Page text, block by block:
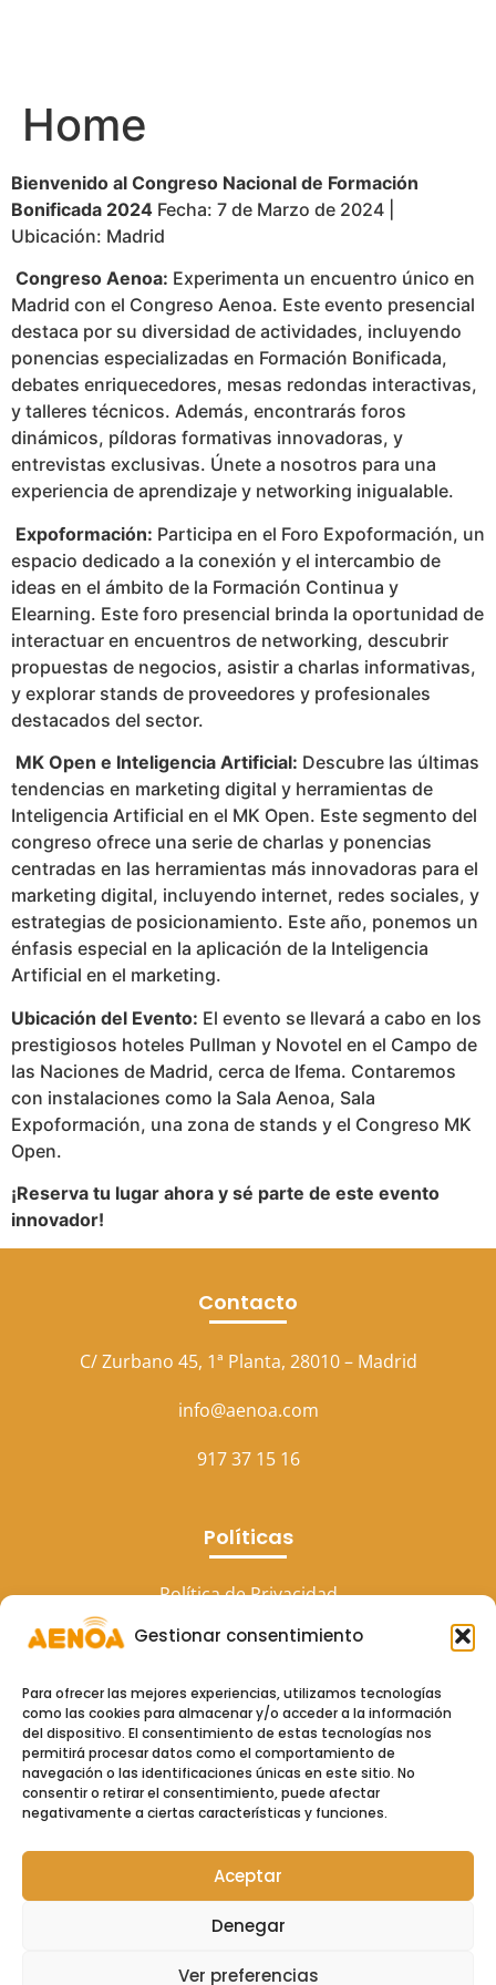
Gestionar consentimiento
Para ofrecer las mejores experiencias, utilizamos tecnologías
como las cookies para almacenar y/o acceder a la información
del dispositivo. El consentimiento de estas tecnologías nos
permitirá procesar datos como el comportamiento de
navegación o las identificaciones únicas en este sitio. No
consentir o retirar el consentimiento, puede afectar
negativamente a ciertas características y funciones.
Aceptar
Denegar
Ver preferencias
Home
Bienvenido al Congreso Nacional de Formación
Bonificada 2024 Fecha: 7 de Marzo de 2024 |
Ubicación: Madrid
Congreso Aenoa: Experimenta un encuentro único en
Madrid con el Congreso Aenoa. Este evento presencial
destaca por su diversidad de actividades, incluyendo
ponencias especializadas en Formación Bonificada,
debates enriquecedores, mesas redondas interactivas,
y talleres técnicos. Además, encontrarás foros
dinámicos, píldoras formativas innovadoras, y
entrevistas exclusivas. Únete a nosotros para una
experiencia de aprendizaje y networking inigualable.
Expoformación: Participa en el Foro Expoformación, un
espacio dedicado a la conexión y el intercambio de
ideas en el ámbito de la Formación Continua y
Elearning. Este foro presencial brinda la oportunidad de
interactuar en encuentros de networking, descubrir
propuestas de negocios, asistir a charlas informativas,
y explorar stands de proveedores y profesionales
destacados del sector.
MK Open e Inteligencia Artificial: Descubre las últimas
tendencias en marketing digital y herramientas de
Inteligencia Artificial en el MK Open. Este segmento del
congreso ofrece una serie de charlas y ponencias
centradas en las herramientas más innovadoras para el
marketing digital, incluyendo internet, redes sociales, y
estrategias de posicionamiento. Este año, ponemos un
énfasis especial en la aplicación de la Inteligencia
Artificial en el marketing.
Ubicación del Evento: El evento se llevará a cabo en los
prestigiosos hoteles Pullman y Novotel en el Campo de
las Naciones de Madrid, cerca de Ifema. Contaremos
con instalaciones como la Sala Aenoa, Sala
Expoformación, una zona de stands y el Congreso MK
Open.
¡Reserva tu lugar ahora y sé parte de este evento
innovador!
Contacto
C/ Zurbano 45, 1ª Planta, 28010 – Madrid
info@aenoa.com
917 37 15 16
Políticas
Política de Privacidad
Aviso Legal
Política de cookies (UE)
Copyright © 2026